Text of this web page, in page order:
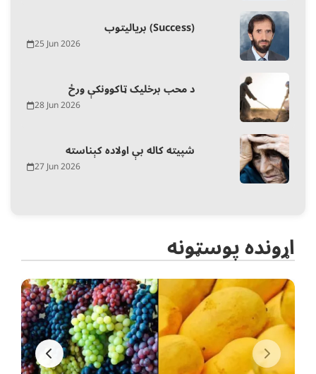
بریالیتوب (Success)
25 Jun 2026
د محب برخلیک ټاکوونکې ورځ
28 Jun 2026
شپیته کاله بې اولاده کېناسته
27 Jun 2026
اړونده پوسټونه